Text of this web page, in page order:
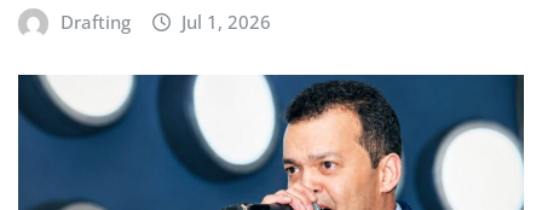
Drafting Jul 1, 2026